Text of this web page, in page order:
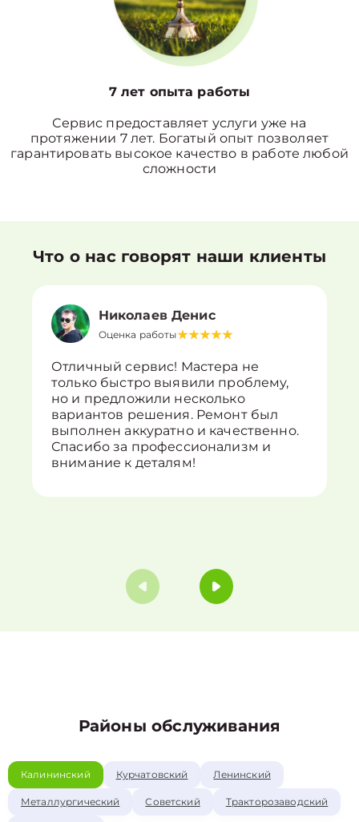
7 лет опыта работы
Сервис предоставляет услуги уже на
протяжении 7 лет. Богатый опыт позволяет
гарантировать высокое качество в работе любой
сложности
Что о нас говорят наши клиенты
Николаев Денис
Оценка работы
Отличный сервис! Мастера не
только быстро выявили проблему,
но и предложили несколько
вариантов решения. Ремонт был
выполнен аккуратно и качественно.
Спасибо за профессионализм и
внимание к деталям!
Районы обслуживания
Калининский Курчатовский Ленинский
Металлургический Советский Тракторозаводский